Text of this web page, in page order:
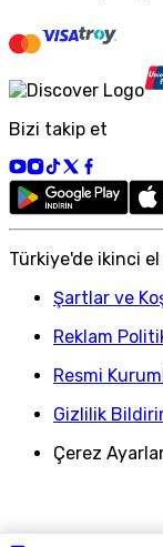
Bizi takip et
Türkiye'de ikinci
Şartlar ve
Reklam
Resmi
Gizlilik
Çerez